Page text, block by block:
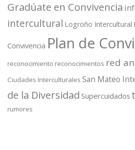
Gradúate en Convivencia
intercultural Logroño Intercultural
Convivencia Plan de
reconocimiento reconocimientos red
Ciudades Interculturales San Mateo
de la Diversidad Supercuidados
rumores